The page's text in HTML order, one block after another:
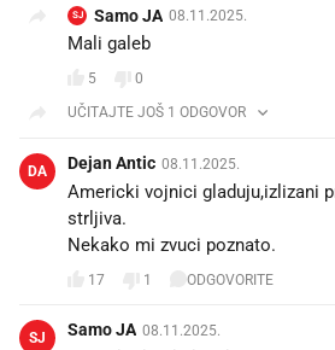
SJ Samo JA 08.11.2025.
Mali galeb 👍
5
0
UČITAJTE JOŠ 1 ODGOVOR
DA Dejan Antic 08.11.2025.
Americki vojnici gladuju,izlizani
strljiva.
Nekako mi zvuci poznato.
17 1 ODGOVORITE
SJ Samo JA 08.11.2025.